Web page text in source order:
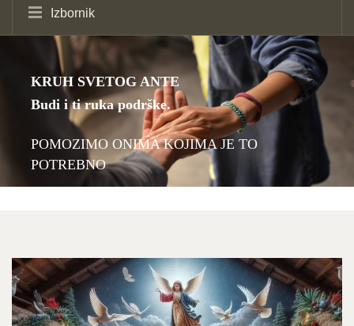
Izbornik
KRUH SVETOG ANTE
Budi i ti ruka podrške.
POMOZIMO ONIMA KOJIMA JE TO
POTREBNO